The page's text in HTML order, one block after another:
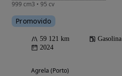
999 cm3 • 95 cv
Promovido
59 121 km Gasolina
2024
Agrela (Porto)